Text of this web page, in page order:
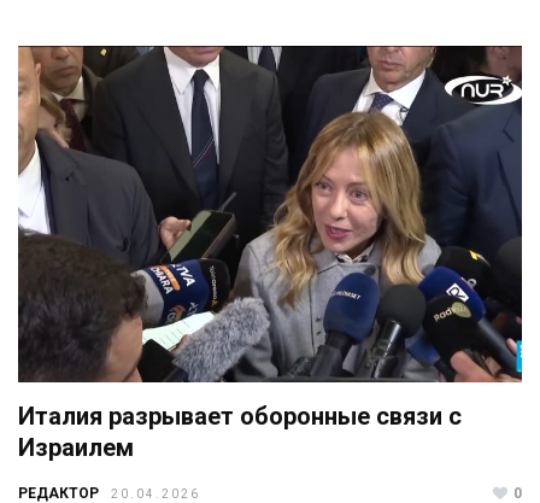
Италия разрывает оборонные связи с
Израилем
РЕДАКТОР 20.04.2026 0